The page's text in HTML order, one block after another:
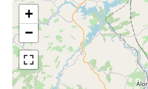
+
−